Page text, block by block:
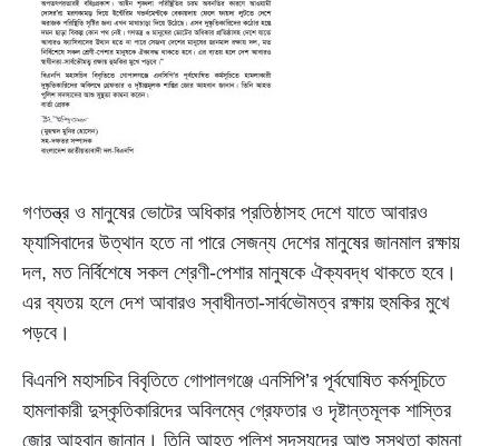
গণতন্ত্র ও মানুষের ভোটের অধিকার প্রতিষ্ঠাসহ দেশে যাতে আবারও
ফ্যাসিবাদের উত্থান হতে না পারে সেজন্য দেশের মানুষের জানমাল রক্ষায়
দল, মত নির্বিশেষে সকল শ্রেণী-পেশার মানুষকে ঐক্যবদ্ধ থাকতে হবে।
এর ব্যতয় হলে দেশ আবারও স্বাধীনতা-সার্বভৌমত্ব রক্ষায় হুমকির মুখে
পড়বে।
বিএনপি মহাসচিব বিবৃতিতে গোপালগঞ্জে এনসিপি’র পূর্বঘোষিত কর্মসূচিতে
হামলাকারী দুস্কৃতিকারিদের অবিলম্বে গ্রেফতার ও দৃষ্টান্তমূলক শাস্তির
জোর আহবান জানান। তিনি আহত পুলিশ সদস্যদের আশু সুস্থতা কামনা